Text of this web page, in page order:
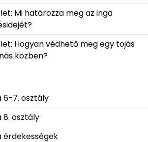
Mi határozza meg az inga
Hogyan védhető meg egy tojás
közben?
6-7. osztály
8. osztály
érdekességek